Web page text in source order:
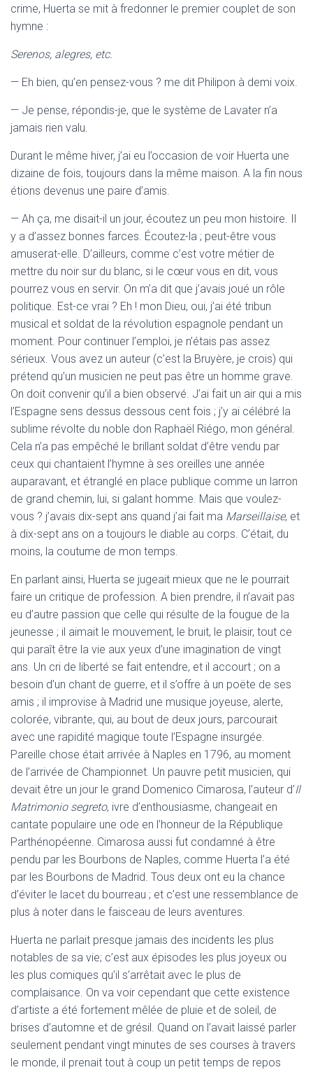
crime, Huerta se mit à fredonner le premier couplet de son
hymne :
Serenos, alegres, etc.
— Eh bien, qu’en pensez-vous ? me dit Philipon à demi voix.
— Je pense, répondis-je, que le système de Lavater n’a
jamais rien valu.
Durant le même hiver, j’ai eu l’occasion de voir Huerta une
dizaine de fois, toujours dans la même maison. A la fin nous
étions devenus une paire d’amis.
— Ah ça, me disait-il un jour, écoutez un peu mon histoire. Il
y a d’assez bonnes farces. Écoutez-la ; peut-être vous
amuserat-elle. D’ailleurs, comme c’est votre métier de
mettre du noir sur du blanc, si le cœur vous en dit, vous
pourrez vous en servir. On m’a dit que j’avais joué un rôle
politique. Est-ce vrai ? Eh ! mon Dieu, oui, j’ai été tribun
musical et soldat de la révolution espagnole pendant un
moment. Pour continuer l’emploi, je n’étais pas assez
sérieux. Vous avez un auteur (c’est la Bruyère, je crois) qui
prétend qu’un musicien ne peut pas être un homme grave.
On doit convenir qu’il a bien observé. J’ai fait un air qui a mis
l’Espagne sens dessus dessous cent fois ; j’y ai célébré la
sublime révolte du noble don Raphaël Riégo, mon général.
Cela n’a pas empêché le brillant soldat d’être vendu par
ceux qui chantaient l’hymne à ses oreilles une année
auparavant, et étranglé en place publique comme un larron
de grand chemin, lui, si galant homme. Mais que voulez-
vous ? j’avais dix-sept ans quand j’ai fait ma Marseillaise, et
à dix-sept ans on a toujours le diable au corps. C’était, du
moins, la coutume de mon temps.
En parlant ainsi, Huerta se jugeait mieux que ne le pourrait
faire un critique de profession. A bien prendre, il n’avait pas
eu d’autre passion que celle qui résulte de la fougue de la
jeunesse ; il aimait le mouvement, le bruit, le plaisir, tout ce
qui paraît être la vie aux yeux d’une imagination de vingt
ans. Un cri de liberté se fait entendre, et il accourt ; on a
besoin d’un chant de guerre, et il s’offre à un poëte de ses
amis ; il improvise à Madrid une musique joyeuse, alerte,
colorée, vibrante, qui, au bout de deux jours, parcourait
avec une rapidité magique toute l’Espagne insurgée.
Pareille chose était arrivée à Naples en 1796, au moment
de l’arrivée de Championnet. Un pauvre petit musicien, qui
devait être un jour le grand Domenico Cimarosa, l’auteur d’Il
Matrimonio segreto, ivre d’enthousiasme, changeait en
cantate populaire une ode en l’honneur de la République
Parthénopéenne. Cimarosa aussi fut condamné à être
pendu par les Bourbons de Naples, comme Huerta l’a été
par les Bourbons de Madrid. Tous deux ont eu la chance
d’éviter le lacet du bourreau ; et c’est une ressemblance de
plus à noter dans le faisceau de leurs aventures.
Huerta ne parlait presque jamais des incidents les plus
notables de sa vie; c’est aux épisodes les plus joyeux ou
les plus comiques qu’il s’arrêtait avec le plus de
complaisance. On va voir cependant que cette existence
d’artiste a été fortement mêlée de pluie et de soleil, de
brises d’automne et de grésil. Quand on l’avait laissé parler
seulement pendant vingt minutes de ses courses à travers
le monde, il prenait tout à coup un petit temps de repos